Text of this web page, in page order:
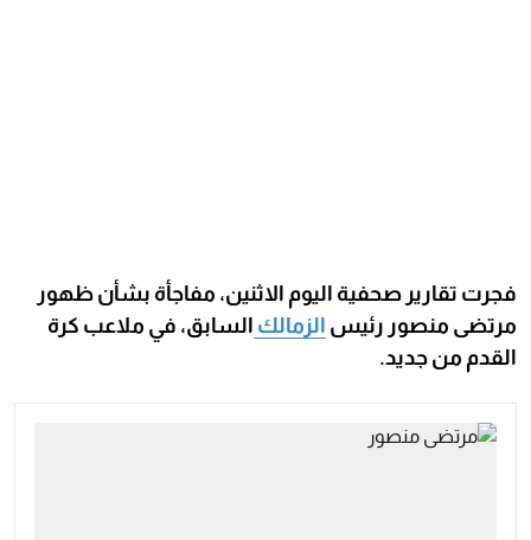
فجرت تقارير صحفية اليوم الاثنين، مفاجأة بشأن ظهور
مرتضى منصور رئيس الزمالك السابق، في ملاعب كرة
القدم من جديد.